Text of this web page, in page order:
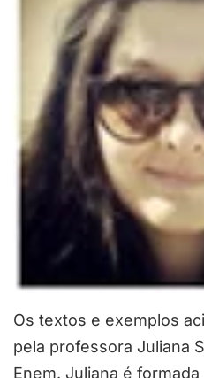
Os textos e exemplos
pela professora Juliana
Enem. Juliana é